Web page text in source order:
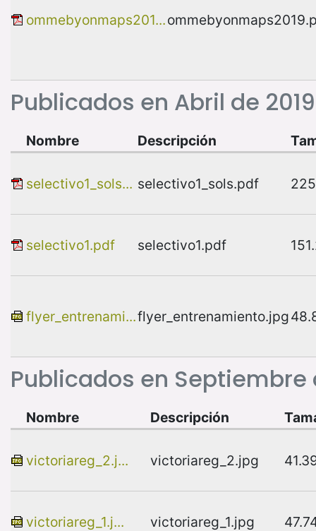
Publicados en Abril de 2019
ommebyonmaps201...
Publicados en Septiembre
Nombre Descripción
selectivo1_sols... selectivo1_sols.pdf
selectivo1.pdf selectivo1.pdf
flyer_entrenami...flyer_entrenamiento.jpg
Nombre Descripción
victoriareg_2.j... victoriareg_2.jpg
victoriareg_1.j... victoriareg_1.jpg